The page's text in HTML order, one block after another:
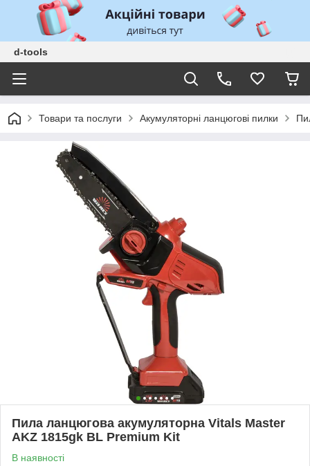
d-tools
Товари та послуги Акумуляторні ланцюгові пилки
Пила ланцюгова акумуляторна Vitals Master
AKZ 1815gk BL Premium Kit
В наявності